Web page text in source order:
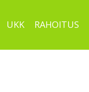
UKK RAHOITUS